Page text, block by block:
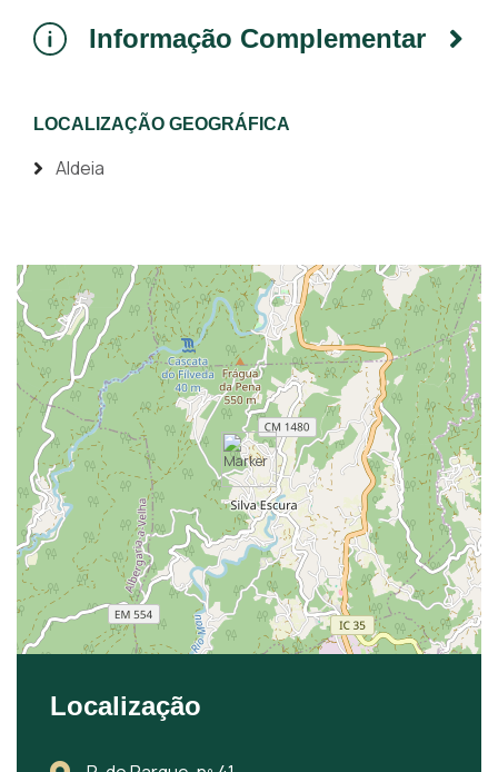
Informação Complementar
LOCALIZAÇÃO GEOGRÁFICA
Aldeia
Localização